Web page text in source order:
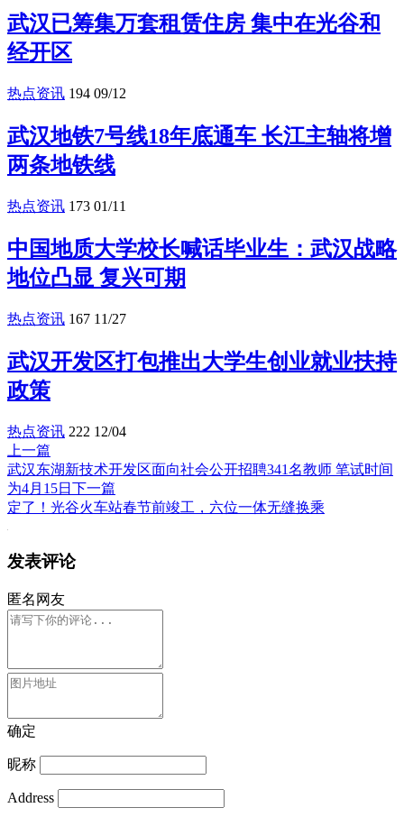
武汉已筹集万套租赁住房 集中在光谷和
经开区
热点资讯 194 09/12
武汉地铁7号线18年底通车 长江主轴将增
两条地铁线
热点资讯 173 01/11
中国地质大学校长喊话毕业生：武汉战略
地位凸显 复兴可期
热点资讯 167 11/27
武汉开发区打包推出大学生创业就业扶持
政策
热点资讯 222 12/04
上一篇
武汉东湖新技术开发区面向社会公开招聘341名教师 笔试时间
为4月15日 下一篇
定了！光谷火车站春节前竣工，六位一体无缝换乘
发表评论
匿名网友
确定
昵称
Address